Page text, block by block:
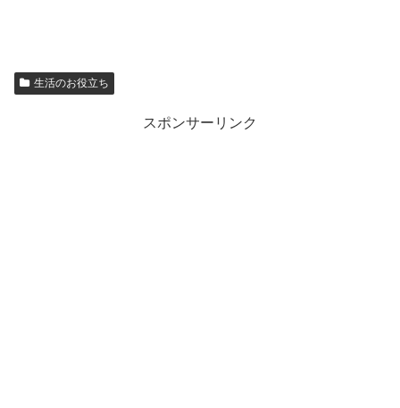
生活のお役立ち
スポンサーリンク